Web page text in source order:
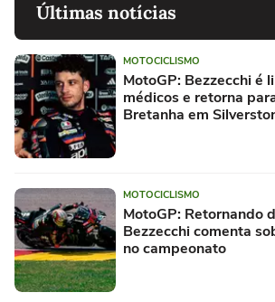
Últimas notícias
MOTOCICLISMO
MotoGP: Bezzecchi é
médicos e retorna
Bretanha em
MOTOCICLISMO
MotoGP: Retornando
Bezzecchi comenta
no campeonato